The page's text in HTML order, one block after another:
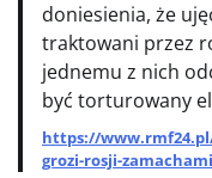
doniesienia, że
traktowani przez
jednemu z nich
być torturowany
https://
grozi-rosji-